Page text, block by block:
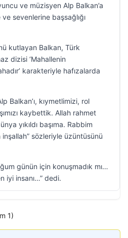
ve müzisyen Alp Balkan’a
sevenlerine başsağlığı
kutlayan Balkan, Türk
dizisi ‘Mahallenin
karakteriyle hafızalarda
Balkan’ı, kıymetlimizi, rol
kaybettik. Allah rahmet
yıkıldı başıma. Rabbim
sözleriyle üzüntüsünü
günün için konuşmadık mı…
iyi insanı…” dedi.
1)